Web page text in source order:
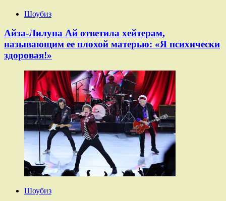
Шоубиз
Айза-Лилуна Ай ответила хейтерам,
называющим ее плохой матерью: «Я психически
здоровая!»
Шоубиз